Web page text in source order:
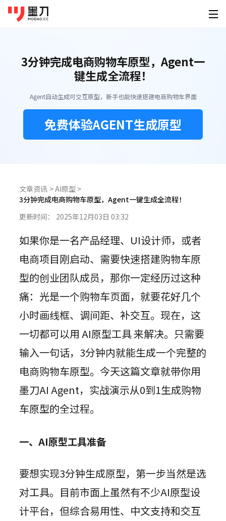
产品功能
原型设计、交互、高保真、真机演示
墨刀AI
墨刀设计
专业UI设计、设计转代码、导入Figma
AI一键生成，海量PPT模板任选
墨刀流程图
步骤有序，流向一目了然
为谁设计
素材广场
APP
PC端素材
官网
后台
其他素材
可视化大屏
HMI
模板素材
海量原型模板
百套高质量组件包，一键高效复用
图标素材
千款免费图标资源，可商用更省心
AI生成原型
HTML转原型
AI生成APP
AI生成PRD
AI需求评审
AI产品调研
AI生成产品地图
AI美化PPT
下载
Linux
HarmonyOS
手机移动端
插件
Sketch
Adobe XD
Axure 在线分享
定价
企业版
私有化部署
企业需求诊断 定制解决方案
快速了解墨刀 推荐团队使用
接入智能引擎 重塑设计流程
行业案例
帮助
图文教程
视频教程
功能更新
文章资讯
3分钟完成电商购物车原型，Agent一
键生成全流程！
Agent自动生成可交互原型，新手也能快速搭建电商购物车界面
免费体验AGENT生成原型
文章资讯 >AI原型 >
3分钟完成电商购物车原型，Agent一键生成全流程！
更新时间： 2025年12月03日 03:32
如果你是一名产品经理、UI设计师，或者
电商项目刚启动、需要快速搭建购物车原
型的创业团队成员，那你一定经历过这种
痛：光是一个购物车页面，就要花好几个
小时画线框、调间距、补交互。现在，这
一切都可以用 AI原型工具 来解决。只需要
输入一句话，3分钟内就能生成一个完整的
电商购物车原型。今天这篇文章就带你用
墨刀AI Agent，实战演示从0到1生成购物
车原型的全过程。
一、AI原型工具准备
要想实现3分钟生成原型，第一步当然是选
对工具。目前市面上虽然有不少AI原型设
计平台，但综合易用性、中文支持和交互